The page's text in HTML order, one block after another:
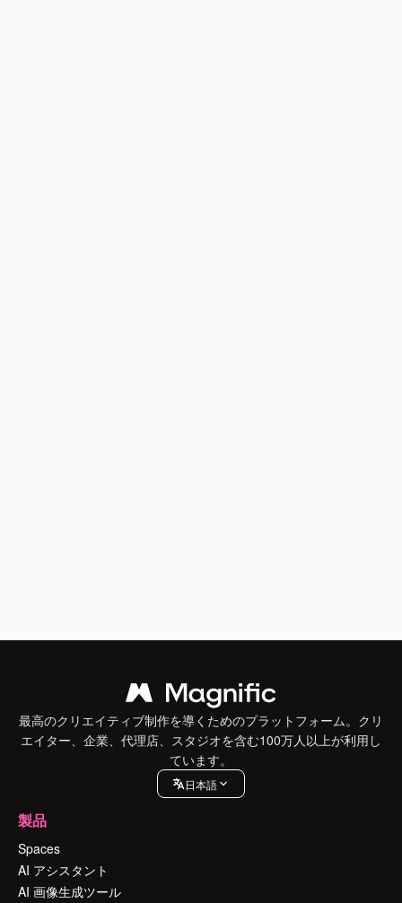
最高のクリエイティブ制作を導くためのプラットフォーム。クリ
エイター、企業、代理店、スタジオを含む100万人以上が利用し
ています。
日本語
製品
Spaces
AI アシスタント
AI 画像生成ツール